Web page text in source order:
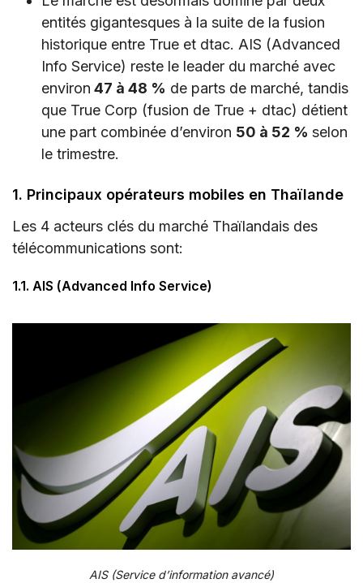
entités gigantesques à la suite de la fusion
historique entre True et dtac. AIS (Advanced
Info Service) reste le leader du marché avec
environ 47 à 48 % de parts de marché, tandis
que True Corp (fusion de True + dtac) détient
une part combinée d’environ 50 à 52 % selon
le trimestre.
1. Principaux opérateurs mobiles en Thaïlande
Les 4 acteurs clés du marché Thaïlandais des
télécommunications sont:
1.1. AIS (Advanced Info Service)
AIS (Service d’information avancé)